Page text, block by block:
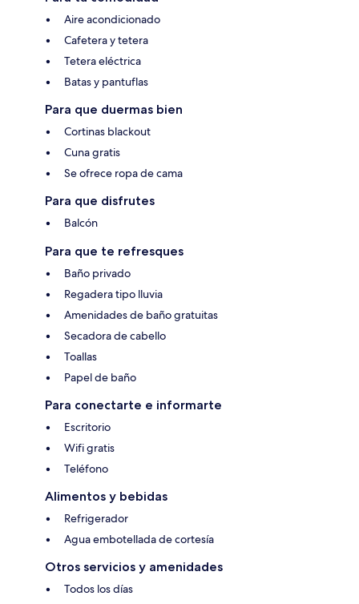
Aire acondicionado
Cafetera y tetera
Tetera eléctrica
Batas y pantuflas
Para que duermas bien
Cortinas blackout
Cuna gratis
Se ofrece ropa de cama
Para que disfrutes
Balcón
Para que te refresques
Baño privado
Regadera tipo lluvia
Amenidades de baño gratuitas
Secadora de cabello
Toallas
Papel de baño
Para conectarte e informarte
Escritorio
Wifi gratis
Teléfono
Alimentos y bebidas
Refrigerador
Agua embotellada de cortesía
Otros servicios y amenidades
Todos los días